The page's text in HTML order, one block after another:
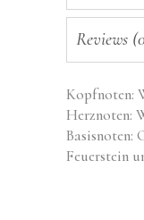
Reviews
Kopfnoten:
Herznoten:
Basisnoten:
Feuerstein